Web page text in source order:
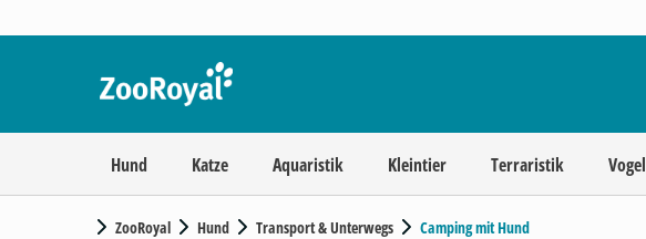
Hund Katze Aquaristik Kleintier Terraristik Vogel
ZooRoyal Hund Transport & Unterwegs Camping mit Hund